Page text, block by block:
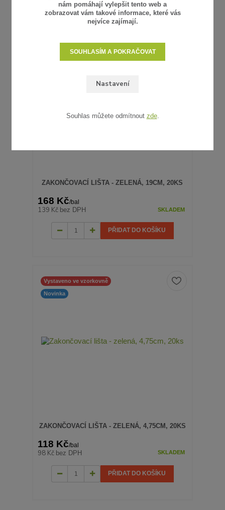
ZAKONČOVACÍ LIŠTA - ZELENÁ, 19CM, 20KS
168 Kč/bal
139 Kč bez DPH SKLADEM
PŘIDAT DO KOŠÍKU
Vystaveno ve vzorkovně
Novinka
ZAKONČOVACÍ LIŠTA - ZELENÁ, 4,75CM, 20KS
118 Kč/bal
98 Kč bez DPH SKLADEM
PŘIDAT DO KOŠÍKU
nám pomáhají vylepšit tento web a
zobrazovat vám takové informace, které vás
nejvíce zajímají.
Nastavení
SOUHLASÍM A POKRAČOVAT
Souhlas můžete odmítnout zde.